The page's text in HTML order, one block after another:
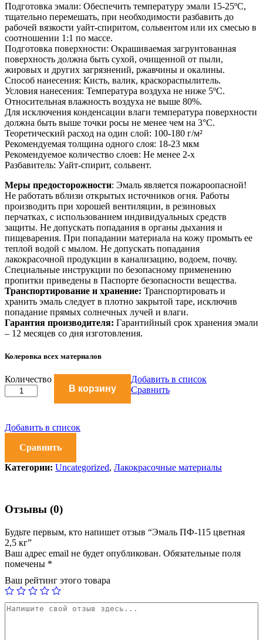
Подготовка эмали: Обеспечить температуру эмали 15-25ºС,
тщательно перемешать, при необходимости разбавить до
рабочей вязкости уайт-спиритом, сольвентом или их смесью в
соотношении 1:1 по массе.
Подготовка поверхности: Окрашиваемая загрунтованная
поверхность должна быть сухой, очищенной от пыли,
жировых и других загрязнений, ржавчины и окалины.
Способ нанесения: Кисть, валик, краскораспылитель.
Условия нанесения: Температура воздуха не ниже 5ºС.
Относительная влажность воздуха не выше 80%.
Для исключения конденсации влаги температура поверхности
должна быть выше точки росы не менее чем на 3°С.
Теоретический расход на один слой: 100-180 г/м²
Рекомендуемая толщина одного слоя: 18-23 мкм
Рекомендуемое количество слоев: Не менее 2-х
Разбавитель: Уайт-спирит, сольвент.
Меры предосторожности: Эмаль является пожароопасной!
Не работать вблизи открытых источников огня. Работы
производить при хорошей вентиляции, в резиновых
перчатках, с использованием индивидуальных средств
защиты. Не допускать попадания в органы дыхания и
пищеварения. При попадании материала на кожу промыть ее
теплой водой с мылом. Не допускать попадания
лакокрасочной продукции в канализацию, водоем, почву.
Специальные инструкции по безопасному применению
пропитки приведены в Паспорте безопасности вещества.
Транспортирование и хранение: Транспортировать и
хранить эмаль следует в плотно закрытой таре, исключив
попадание прямых солнечных лучей и влаги.
Гарантия производителя: Гарантийный срок хранения эмали
– 12 месяцев со дня изготовления.
Колеровка всех материалов
Эмаль
ПФ-115
цветная
количество
Количество
В корзину
Добавить в список
Сравнить
Добавить в список
Сравнить
Категории: Uncategorized, Лакокрасочные материалы
Отзывы (0)
Будьте первым, кто напишет отзыв “Эмаль ПФ-115 цветная
2,5 кг”
Ваш адрес email не будет опубликован. Обязательные поля
помечены *
Ваш рейтинг этого товара